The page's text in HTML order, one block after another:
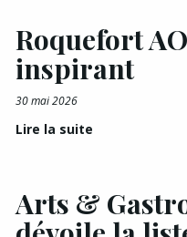
Roquefort
inspirant
30 mai 2026
Lire la suite
Arts &